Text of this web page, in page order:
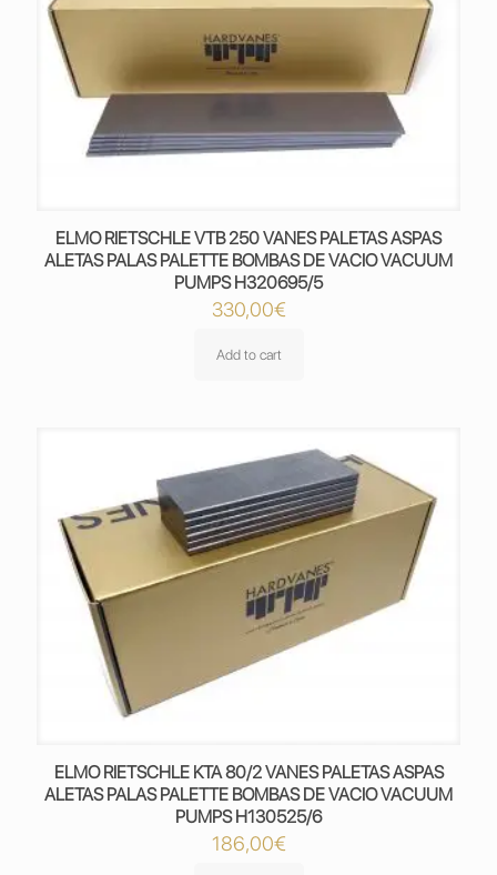
ELMO RIETSCHLE VTB 250 VANES PALETAS ASPAS
ALETAS PALAS PALETTE BOMBAS DE VACIO VACUUM
PUMPS H320695/5
330,00€
Add to cart
ELMO RIETSCHLE KTA 80/2 VANES PALETAS ASPAS
ALETAS PALAS PALETTE BOMBAS DE VACIO VACUUM
PUMPS H130525/6
186,00€